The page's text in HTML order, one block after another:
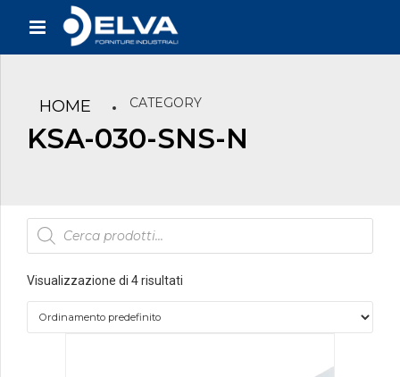
HOME CATEGORY
KSA-030-SNS-N
Products
search
Visualizzazione di 4 risultati